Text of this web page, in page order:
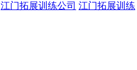
江门拓展训练公司 江门拓展训练